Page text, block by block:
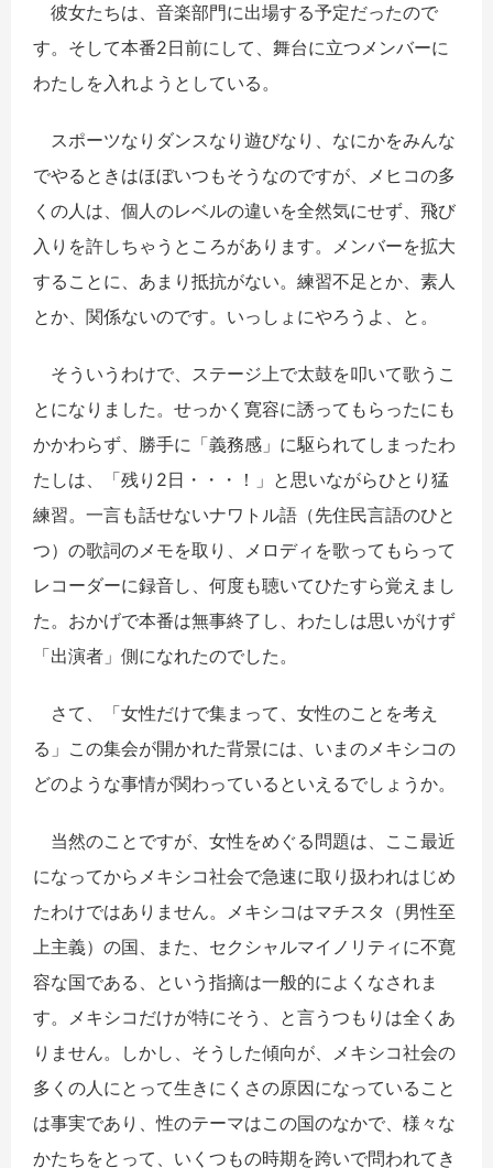
彼女たちは、音楽部門に出場する予定だったので
す。そして本番2日前にして、舞台に立つメンバーに
わたしを入れようとしている。
スポーツなりダンスなり遊びなり、なにかをみんな
でやるときはほぼいつもそうなのですが、メヒコの多
くの人は、個人のレベルの違いを全然気にせず、飛び
入りを許しちゃうところがあります。メンバーを拡大
することに、あまり抵抗がない。練習不足とか、素人
とか、関係ないのです。いっしょにやろうよ、と。
そういうわけで、ステージ上で太鼓を叩いて歌うこ
とになりました。せっかく寛容に誘ってもらったにも
かかわらず、勝手に「義務感」に駆られてしまったわ
たしは、「残り2日・・・！」と思いながらひとり猛
練習。一言も話せないナワトル語（先住民言語のひと
つ）の歌詞のメモを取り、メロディを歌ってもらって
レコーダーに録音し、何度も聴いてひたすら覚えまし
た。おかげで本番は無事終了し、わたしは思いがけず
「出演者」側になれたのでした。
さて、「女性だけで集まって、女性のことを考え
る」この集会が開かれた背景には、いまのメキシコの
どのような事情が関わっているといえるでしょうか。
当然のことですが、女性をめぐる問題は、ここ最近
になってからメキシコ社会で急速に取り扱われはじめ
たわけではありません。メキシコはマチスタ（男性至
上主義）の国、また、セクシャルマイノリティに不寛
容な国である、という指摘は一般的によくなされま
す。メキシコだけが特にそう、と言うつもりは全くあ
りません。しかし、そうした傾向が、メキシコ社会の
多くの人にとって生きにくさの原因になっていること
は事実であり、性のテーマはこの国のなかで、様々な
かたちをとって、いくつもの時期を跨いで問われてき